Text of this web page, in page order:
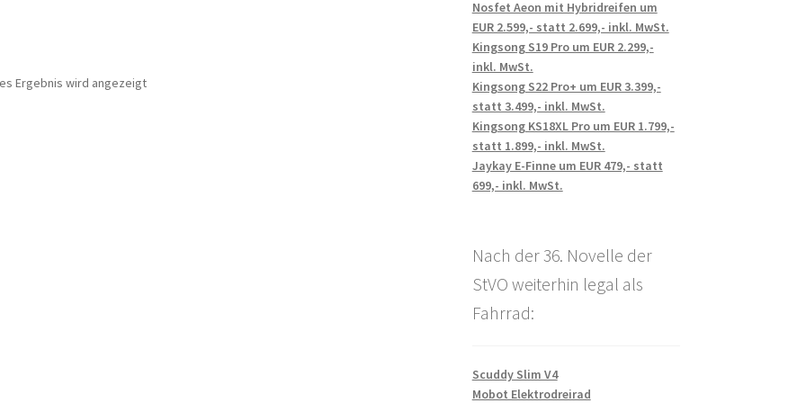
Ergebnis wird angezeigt
Nosfet Aeon mit Hybridreifen um
EUR 2.599,- statt 2.699,- inkl. MwSt.
Kingsong S19 Pro um EUR 2.299,-
inkl. MwSt.
Kingsong S22 Pro+ um EUR 3.399,-
statt 3.499,- inkl. MwSt.
Kingsong KS18XL Pro um EUR 1.799,-
statt 1.899,- inkl. MwSt.
Jaykay E-Finne um EUR 479,- statt
699,- inkl. MwSt.
Nach der 36. Novelle der
StVO weiterhin legal als
Fahrrad:
Scuddy Slim V4
Mobot Elektrodreirad